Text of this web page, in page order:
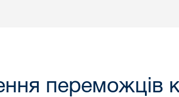
переможців